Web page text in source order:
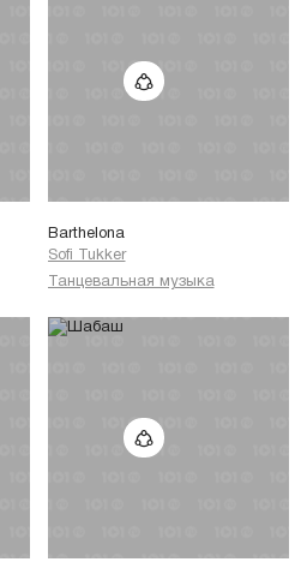
Barthelona
Sofi Tukker
Танцевальная музыка